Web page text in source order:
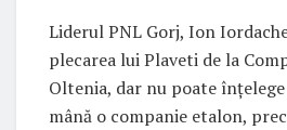
Liderul PNL Gorj, Ion
plecarea lui Plaveti de la
Oltenia, dar nu poate înțelege
mână o companie etalon,